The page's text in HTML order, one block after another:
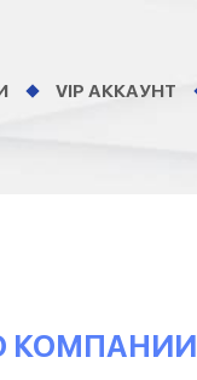
VIP АККАУНТ
КОМПАНИИ